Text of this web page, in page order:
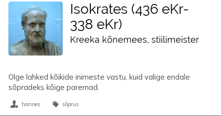
Isokrates 436 eKr-
338 eKr
Kreeka kõnemees, stiilimeister
Olge lahked kõikide inimeste vastu, kuid valige endale
sõpradeks kõige paremad.
hannes sõprus